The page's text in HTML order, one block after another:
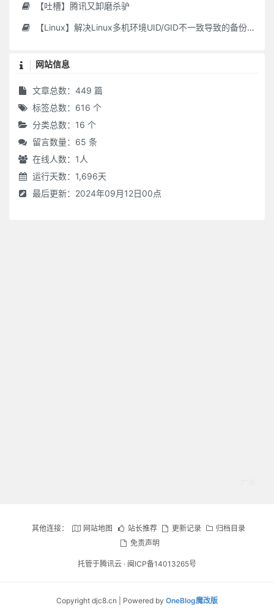
【吐槽】腾讯又卸磨杀驴
【Linux】解决Linux多机环境UID/GID不一致导致的备份权限问题
网站信息
文章总数：449 篇
标签总数：616 个
分类总数：16 个
留言数量：65 条
在线人数： 1 人
运行天数：1,696天
最后更新：2024年09月12日00点
其他连接： 网站地图 站长推荐 更新记录
归档目录
免责声明
托管于腾讯云 · 闽ICP备14013265号
Copyright djc8.cn | Powered by OneBlog魔改版